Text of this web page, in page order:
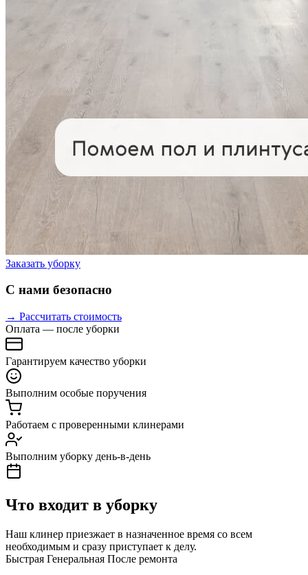
Заказать уборку
С нами безопасно
→ Рассчитать стоимость
Оплата — после уборки
Гарантируем качество уборки
Выполним особые поручения
Работаем с проверенными клинерами
Выполним уборку день-в-день
Что входит в уборку
Наш клинер приезжает в назначенное время со всем
необходимым и сразу приступает к делу.
Быстрая Генеральная После ремонта